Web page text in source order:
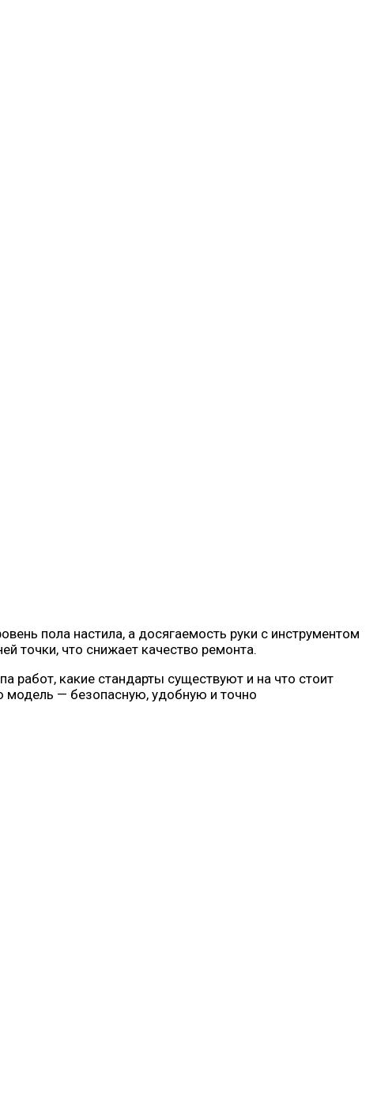
пола настила, а досягаемость руки с инструментом
точки, что снижает качество ремонта.
работ, какие стандарты существуют и на что стоит
модель — безопасную, удобную и точно